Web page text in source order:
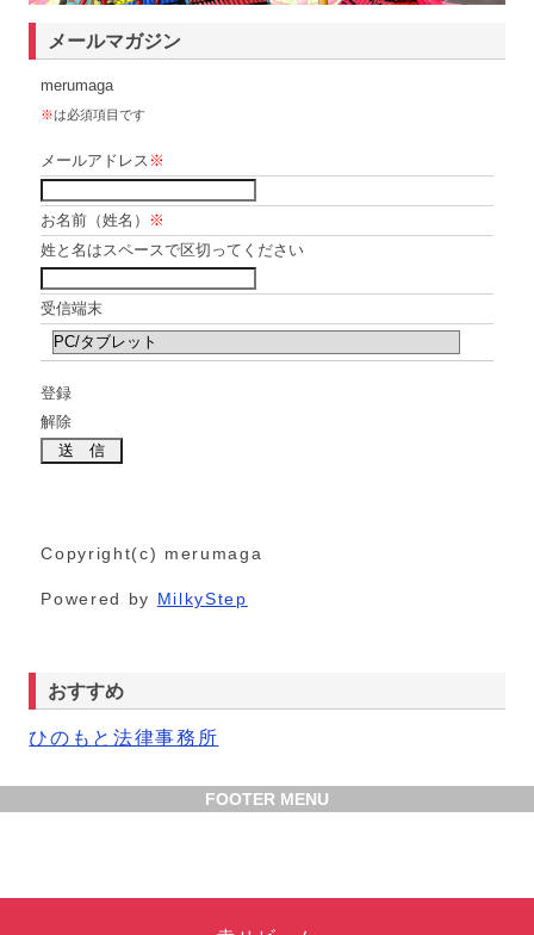
メールマガジン
merumaga
※は必須項目です
メールアドレス ※
お名前（姓名）
※
姓と名はスペースで区切ってください
受信端末
登録
解除
Copyright(c) merumaga
Powered by MilkyStep
おすすめ
ひのもと法律事務所
FOOTER MENU